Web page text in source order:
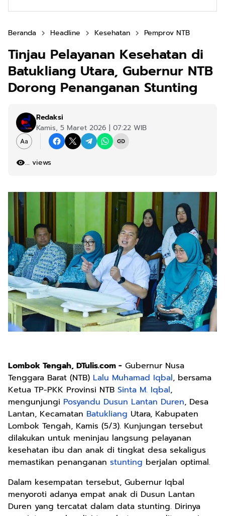
Beranda Headline Kesehatan Pemprov NTB
Tinjau Pelayanan Kesehatan di
Batukliang Utara, Gubernur NTB
Dorong Penanganan Stunting
Redaksi
Kamis, 5 Maret 2026 | 07:22 WIB
... views
Lombok Tengah, DTulis.com - Gubernur Nusa
Tenggara Barat (NTB) Lalu Muhamad Iqbal, bersama
Ketua TP-PKK Provinsi NTB Sinta M. Iqbal,
mengunjungi Posyandu Dusun Lantan Duren, Desa
Lantan, Kecamatan Batukliang Utara, Kabupaten
Lombok Tengah, Kamis (5/3). Kunjungan tersebut
dilakukan untuk meninjau langsung pelayanan
kesehatan ibu dan anak di tingkat desa sekaligus
memastikan penanganan stunting berjalan optimal.
Dalam kesempatan tersebut, Gubernur Iqbal
menyoroti adanya empat anak di Dusun Lantan
Duren yang tercatat dalam data stunting. Dirinya